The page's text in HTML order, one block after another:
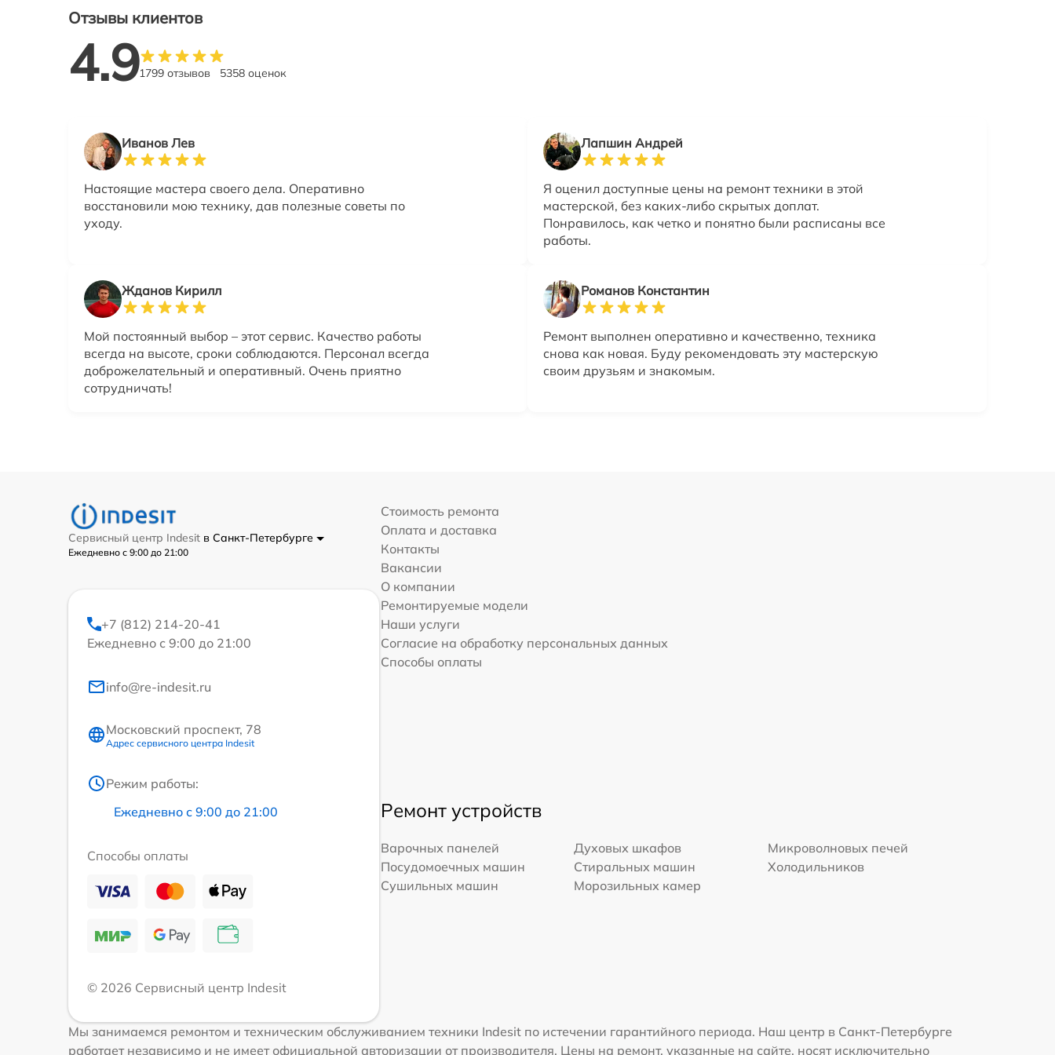
Отзывы клиентов
4.91799 отзывов 5358 оценок
Иванов Лев
Настоящие мастера своего дела. Оперативно
восстановили мою технику, дав полезные советы по
уходу.
Лапшин Андрей
Я оценил доступные цены на ремонт техники в этой
мастерской, без каких-либо скрытых доплат.
Понравилось, как четко и понятно были расписаны все
работы.
Жданов Кирилл
Мой постоянный выбор – этот сервис. Качество работы
всегда на высоте, сроки соблюдаются. Персонал всегда
доброжелательный и оперативный. Очень приятно
сотрудничать!
Романов Константин
Ремонт выполнен оперативно и качественно, техника
снова как новая. Буду рекомендовать эту мастерскую
своим друзьям и знакомым.
Сервисный центр Indesit в Санкт-Петербурге
Ежедневно с 9:00 до 21:00
+7 (812) 214-20-41
Ежедневно с 9:00 до 21:00
info@re-indesit.ru
Московский проспект, 78
Адрес сервисного центра Indesit
Режим работы:
Ежедневно с 9:00 до 21:00
Способы оплаты
© 2026 Сервисный центр Indesit
Стоимость ремонта
Оплата и доставка
Контакты
Вакансии
О компании
Ремонтируемые модели
Наши услуги
Согласие на обработку персональных данных
Способы оплаты
Ремонт устройств
Варочных панелей Духовых шкафов
Микроволновых печей
Посудомоечных машин
Стиральных машин
Холодильников
Сушильных машин
Морозильных камер
Мы занимаемся ремонтом и техническим обслуживанием техники Indesit по истечении гарантийного периода. Наш центр в Санкт-Петербурге
работает независимо и не имеет официальной авторизации от производителя. Цены на ремонт, указанные на сайте, носят исключительно